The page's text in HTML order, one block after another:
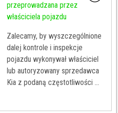
przeprowadzana przez
właściciela pojazdu
Zalecamy, by wyszczególnione
dalej kontrole i inspekcje
pojazdu wykonywał właściciel
lub autoryzowany sprzedawca
Kia z podaną częstotliwości ...